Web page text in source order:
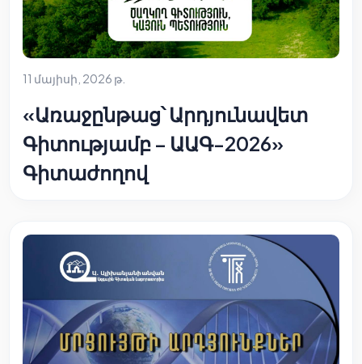
11 մայիսի, 2026 թ.
«Առաջընթաց՝ Արդյունավետ
Գիտությամբ – ԱԱԳ-2026»
Գիտաժողով